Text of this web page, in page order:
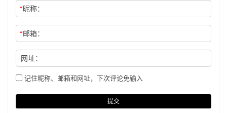
*昵称：
*邮箱：
网址：
记住昵称、邮箱和网址，下次评论免输入
提交